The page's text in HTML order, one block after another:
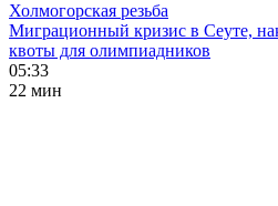
Холмогорская резьба
Миграционный кризис в Сеуте,
квоты для олимпиадников
05:33
22 мин